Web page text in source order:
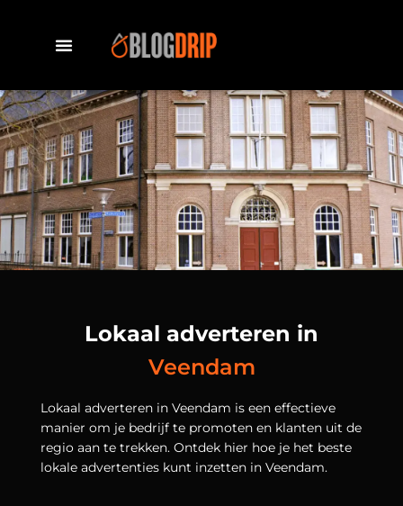
Lokaal adverteren in
Veendam
Lokaal adverteren in Veendam is een effectieve
manier om je bedrijf te promoten en klanten uit de
regio aan te trekken. Ontdek hier hoe je het beste
lokale advertenties kunt inzetten in Veendam.